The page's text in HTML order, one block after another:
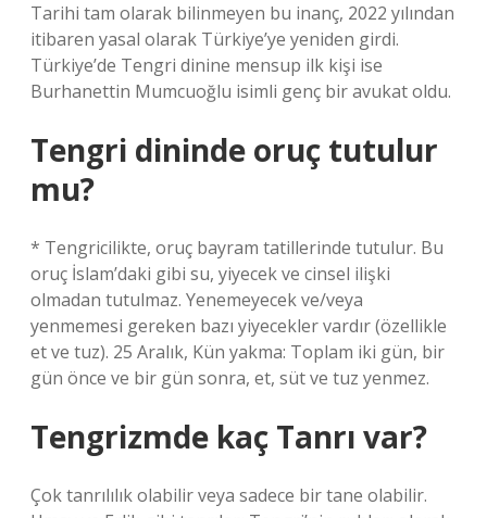
Tarihi tam olarak bilinmeyen bu inanç, 2022 yılından
itibaren yasal olarak Türkiye’ye yeniden girdi.
Türkiye’de Tengri dinine mensup ilk kişi ise
Burhanettin Mumcuoğlu isimli genç bir avukat oldu.
Tengri dininde oruç tutulur
mu?
* Tengricilikte, oruç bayram tatillerinde tutulur. Bu
oruç İslam’daki gibi su, yiyecek ve cinsel ilişki
olmadan tutulmaz. Yenemeyecek ve/veya
yenmemesi gereken bazı yiyecekler vardır (özellikle
et ve tuz). 25 Aralık, Kün yakma: Toplam iki gün, bir
gün önce ve bir gün sonra, et, süt ve tuz yenmez.
Tengrizmde kaç Tanrı var?
Çok tanrılılık olabilir veya sadece bir tane olabilir.